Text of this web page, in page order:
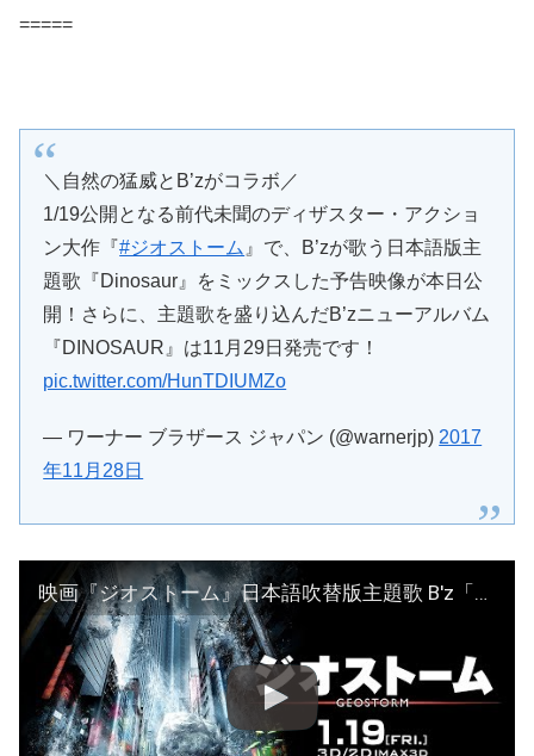
=====
＼自然の猛威とB’zがコラボ／
1/19公開となる前代未聞のディザスター・アクショ
ン大作『#ジオストーム 』で、B’zが歌う日本語版主
題歌『Dinosaur』をミックスした予告映像が本日公
開！さらに、主題歌を盛り込んだB’zニューアルバム
『DINOSAUR』は11月29日発売です！
pic.twitter.com/HunTDIUMZo
— ワーナー ブラザース ジャパン (@warnerjp) 2017
年11月28日
映画『ジオストーム』日本語吹替版主題歌 B'z「Dinosaur」使用30秒予告【HD】2018年1月19日(金)公開